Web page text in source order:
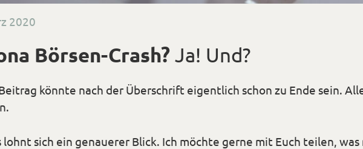
2020
Börsen-Crash? Ja! Und?
könnte nach der Überschrift eigentlich schon zu Ende sein.
lohnt sich ein genauerer Blick. Ich möchte gerne mit Euch teilen,